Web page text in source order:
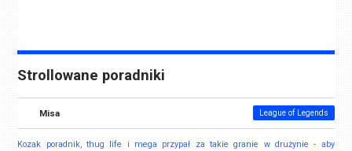
Strollowane poradniki
Misa League of Legends
Kozak poradnik, thug life i mega przypał za takie granie w drużynie - aby